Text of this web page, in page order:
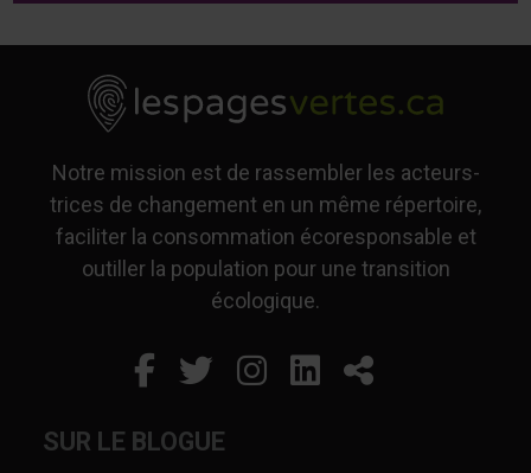
Notre mission est de rassembler les acteurs-
trices de changement en un même répertoire,
faciliter la consommation écoresponsable et
outiller la population pour une transition
écologique.
Facebook
Ce lien s'ouvrira dans
Twitter
Ce lien s'ouvrira
Instagram
Ce lien s'ouvrira
LinkedIn
Ce lien
Partager
SUR LE BLOGUE